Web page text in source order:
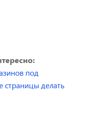
под
страницы делать